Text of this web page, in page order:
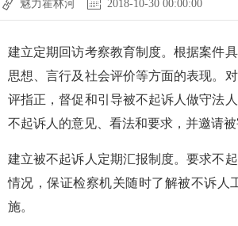
魅力霍林河 2018-10-30 00:00:00
建立定期回访考察教育制度。根据案件
思想、言行及社会评价等方面的表现。
评指正，督促和引导被不起诉人做守法
不起诉人的意见、看法和要求，并邀请
建立被不起诉人定期汇报制度。要求不
情况，保证检察机关随时了解被不诉人
施。